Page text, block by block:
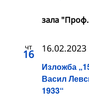
зала
чт
16
Изложба
Васил
1933“
16.02.2023